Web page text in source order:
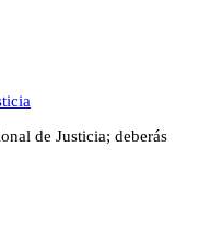
de Justicia; deberás